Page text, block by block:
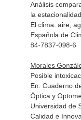
Análisis
la
El clima: aire,
Española de
84-7837-098-6
Morales
Posible
En: Cuaderno
Óptica y
Universidad de
Calidad e